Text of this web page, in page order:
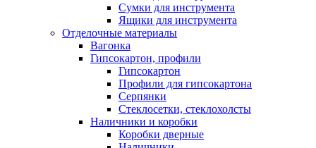
Сумки для инструмента
Ящики для инструмента
Отделочные материалы
Вагонка
Гипсокартон, профили
Гипсокартон
Профили для гипсокартона
Серпянки
Стеклосетки, стеклохолсты
Наличники и коробки
Коробки дверные